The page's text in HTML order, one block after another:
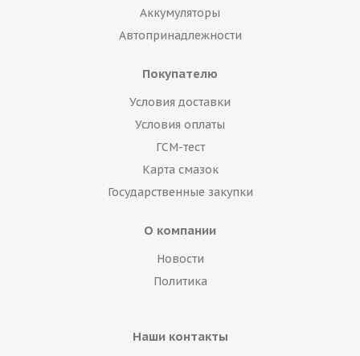
Аккумуляторы
Автопринадлежности
Покупателю
Условия доставки
Условия оплаты
ГСМ-тест
Карта смазок
Государственные закупки
О компании
Новости
Политика
Наши контакты